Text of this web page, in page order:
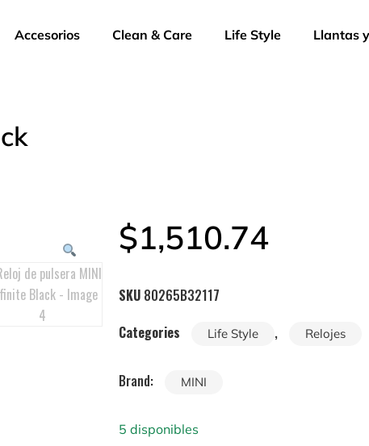
Accesorios Clean & Care Life Style Llantas
$1,510.74
SKU 80265B32117
Categories
Life Style , Relojes
Brand: MINI
5 disponibles